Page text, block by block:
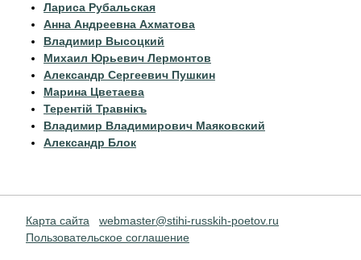
Лариса Рубальская
Анна Андреевна Ахматова
Владимир Высоцкий
Михаил Юрьевич Лермонтов
Александр Сергеевич Пушкин
Марина Цветаева
Терентiй Травнiкъ
Владимир Владимирович Маяковский
Александр Блок
Карта сайта
webmaster@stihi-russkih-poetov.ru
Пользовательское соглашение